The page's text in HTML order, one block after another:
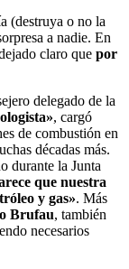
(destruya o no la
a nadie. En
claro que por
delegado de la
, cargó
de combustión en
décadas más.
durante la Junta
que nuestra
y gas». Más
Brufau, también
necesarios